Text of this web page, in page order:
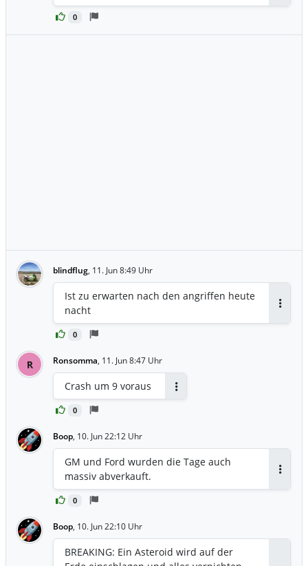
0
blindflug, 11. Jun 8:49 Uhr
0
Ist zu erwarten nach den angriffen heute
nacht
R Ronsomma, 11. Jun 8:47 Uhr
0
Crash um 9 voraus
Boop, 10. Jun 22:12 Uhr
0
GM und Ford wurden die Tage auch
massiv abverkauft.
Boop, 10. Jun 22:10 Uhr
BREAKING: Ein Asteroid wird auf der